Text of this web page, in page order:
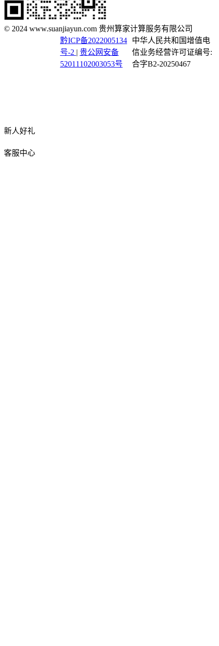
© 2024 www.suanjiayun.com 贵州算家计算服务有限公司
黔ICP备2022005134
号-2
贵公网安备
52011102003053号
中华人民共和国增值电
信业务经营许可证编号:
合字B2-20250467
新人好礼
客服中心